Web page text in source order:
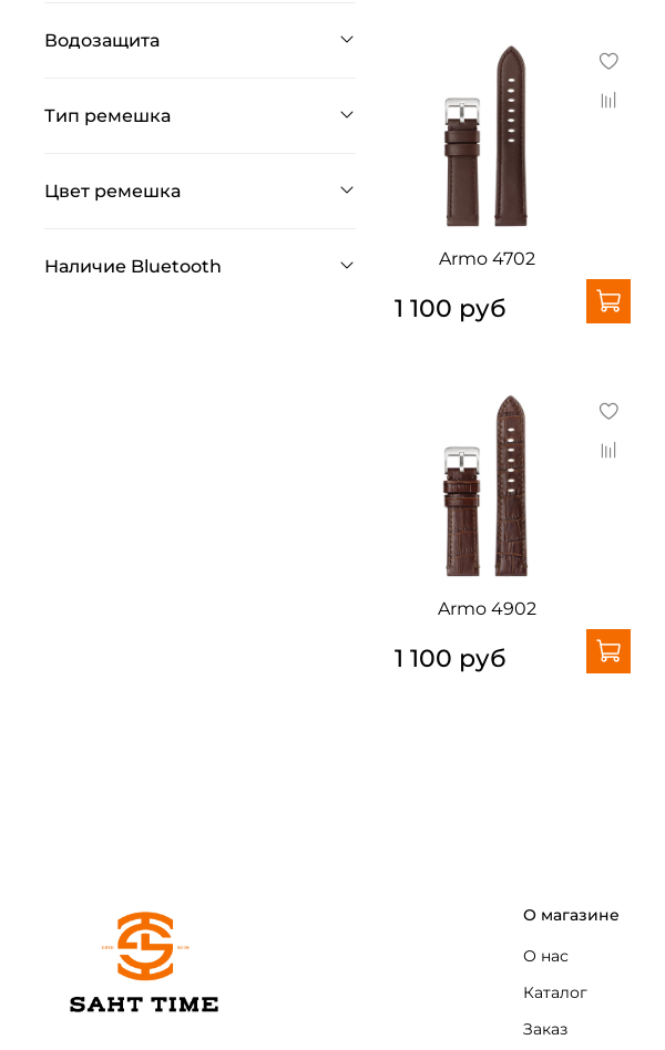
Armo 4702
1 100 руб
Armo 4902
1 100 руб
Водозащита
Тип ремешка
Цвет ремешка
Наличие Bluetooth
О магазине
О нас
Каталог
Заказ